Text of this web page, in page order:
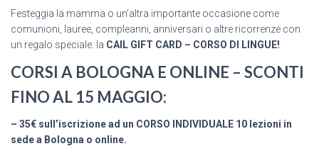
Festeggia la mamma o un’altra importante occasione come
comunioni, lauree, compleanni, anniversari o altre ricorrenze con
un regalo speciale: la CAIL GIFT CARD – CORSO DI LINGUE!
CORSI A BOLOGNA E ONLINE – SCONTI
FINO AL 15 MAGGIO:
– 35€ sull’iscrizione ad un CORSO INDIVIDUALE 10 lezioni in
sede a Bologna o online.